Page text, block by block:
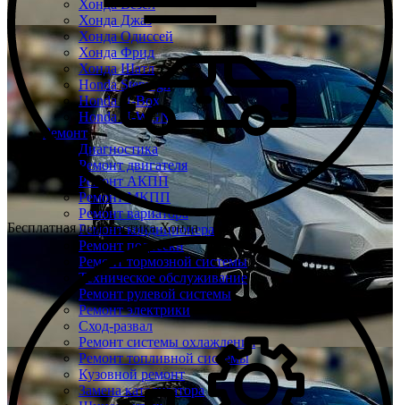
Хонда Везел
Хонда Джаз
Хонда Одиссей
Хонда Фрид
Хонда Шатл
Honda Stepwgn
Honda N-Box
Honda N-WGN
Ремонт
Диагностика
Ремонт двигателя
Ремонт АКПП
Ремонт МКПП
Ремонт вариатора
Ремонт кондиционера
Ремонт подвески
Ремонт тормозной системы
Техническое обслуживание
Ремонт рулевой системы
Ремонт электрики
Сход-развал
Ремонт системы охлаждения
Ремонт топливной системы
Кузовной ремонт
Замена катализатора
Бесплатная диагностика Хонда